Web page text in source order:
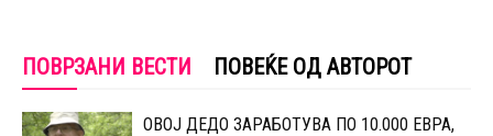
ПОВРЗАНИ ВЕСТИ ПОВЕЌЕ ОД АВТОРОТ
OВОЈ ДЕДО ЗАРАБОТУВА ПО 10.000 ЕВРА,